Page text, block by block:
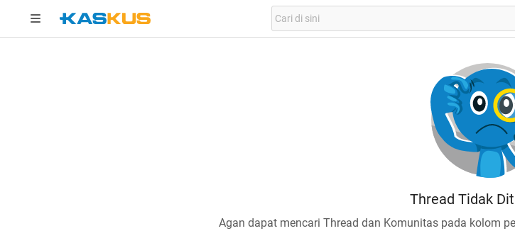
Thread Tidak
Agan dapat mencari Thread dan Komunitas pada kolom